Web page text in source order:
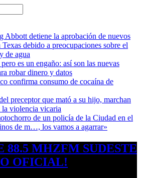
Abbott detiene la aprobación de nuevos
Texas debido a preocupaciones sobre el
de agua
es un engaño: así son las nuevas
robar dinero y datos
confirma consumo de cocaína de
preceptor que mató a su hijo, marchan
la violencia vicaria
de un policía de la Ciudad en el
de m…, los vamos a agarrar»
FM SUDESTE
OFICIAL!